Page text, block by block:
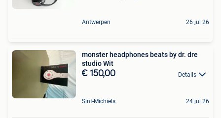
Antwerpen 26 jul 26
monster headphones beats by dr. dre
studio Wit
€ 150,00 Details
Sint-Michiels 24 jul 26